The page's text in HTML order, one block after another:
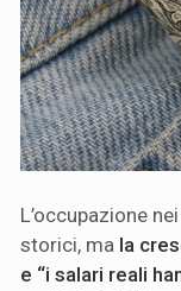
L’occupazione
storici, ma la
e “i salari reali